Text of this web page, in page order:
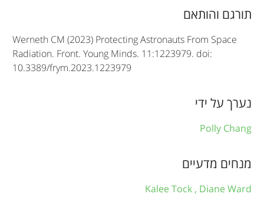
c
n
o
r
תורגם והותאם
Werneth CM (2023) Protecting Astronauts From Space
Radiation. Front. Young Minds. 11:1223979. doi:
10.3389/frym.2023.1223979
נערך על ידי
Polly Chang
מנחים מדעיים
Kalee Tock , Diane Ward